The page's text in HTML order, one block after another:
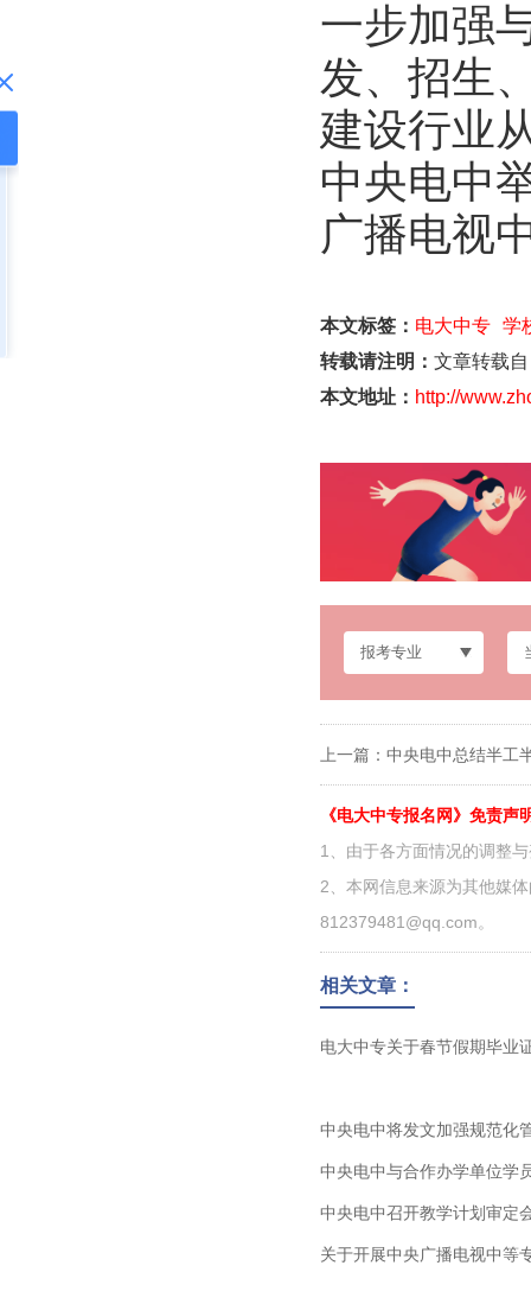
一步加强
发、招生
建设行业
中央电中
广播电视
本文标签： 电大中专 学
转载请注明： 文章转载
本文地址： http://
上一篇： 中央电中总结半工
《电大中专报名网》免责声
1、由于各方面情况的调整
2、本网信息来源为其他媒
812379481@qq.com。
相关文章：
电大中专关于春节假期毕业
中央电中将发文加强规范
中央电中与合作办学单位学
中央电中召开教学计划审定
关于开展中央广播电视中等